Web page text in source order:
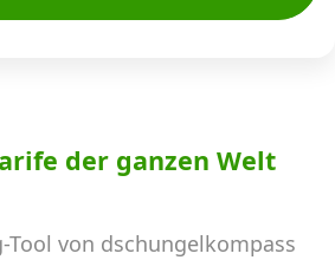
der ganzen Welt
von dschungelkompass